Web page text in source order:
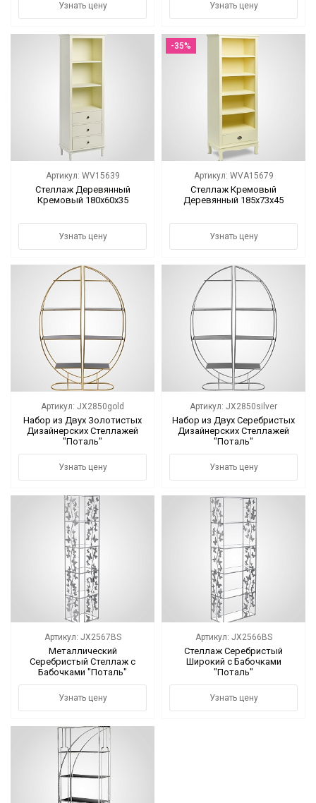
! СКИДКА НА ТОВАР !
Узнать цену Узнать цену
Артикул: WV15639
Стеллаж Деревянный
Кремовый 180х60х35
Узнать цену
-35%
Артикул: WVA15679
Стеллаж Кремовый
Деревянный 185х73х45
Узнать цену
Артикул: JX2850gold
Набор из Двух Золотистых
Дизайнерских Стеллажей
"Поталь"
Узнать цену
Артикул: JX2850silver
Набор из Двух Серебристых
Дизайнерских Стеллажей
"Поталь"
Узнать цену
Артикул: JX2567BS
Металлический
Серебристый Стеллаж с
Бабочками "Поталь"
Узнать цену
Артикул: JX2566BS
Стеллаж Серебристый
Широкий с Бабочками
"Поталь"
Узнать цену